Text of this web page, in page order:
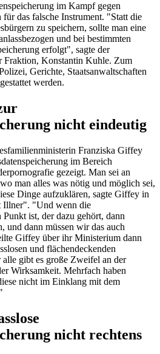
im Kampf gegen
das falsche Instrument. "Statt die
zu speichern, sollte man eine
und bei bestimmten
erfolgt", sagte der
Fraktion, Konstantin Kuhle. Zum
Gerichte, Staatsanwaltschaften
werden.
nicht eindeutig
Franziska Giffey
im Bereich
gezeigt. Man sei an
man alles was nötig und möglich sei,
Dinge aufzuklären, sagte Giffey in
Illner". "Und wenn die
ist, der dazu gehört, dann
und dann müssen wir das auch
Giffey über ihr Ministerium dann
und flächendeckenden
gibt es große Zweifel an der
Wirksamkeit. Mehrfach haben
nicht im Einklang mit dem
nicht rechtens